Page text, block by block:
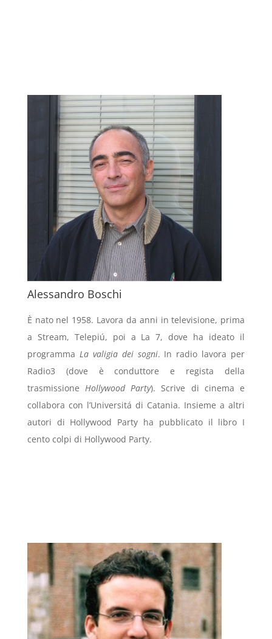
Alessandro Boschi
È nato nel 1958. Lavora da anni in televisione, prima
a Stream, Telepiú, poi a La 7, dove ha ideato il
programma La valigia dei sogni. In radio lavora per
Radio3 (dove è conduttore e regista della
trasmissioneHollywood Party). Scrive di cinema e
collabora con l’Universitá di Catania. Insieme a altri
autori di Hollywood Party ha pubblicato il libro I
cento colpi di Hollywood Party.